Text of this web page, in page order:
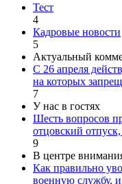
Тест
4
Кадровые новости
5
Актуальный
С 26 апреля
на которых
7
У нас в гостях
Шесть вопросов
отцовский
9
В центре
Как правильно
военную службу,